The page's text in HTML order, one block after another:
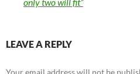
only two will fit”
LEAVE A REPLY